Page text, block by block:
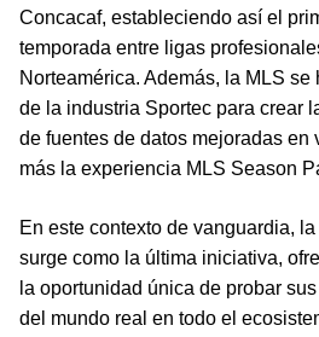
Concacaf, estableciendo así el
temporada entre ligas
Norteamérica. Además, la MLS
de la industria Sportec para crear
de fuentes de datos mejoradas en
más la experiencia MLS Season
En este contexto de vanguardia,
surge como la última iniciativa,
la oportunidad única de probar
del mundo real en todo el